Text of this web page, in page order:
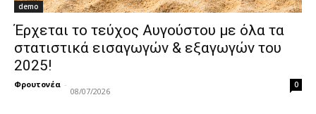
demo
Έρχεται το τεύχος Αυγούστου με όλα τα
στατιστικά εισαγωγών & εξαγωγών του
2025!
Φρουτονέα -
08/07/2026
0